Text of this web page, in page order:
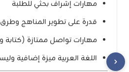
مهارات إشراف بحثي للطلبة
قدرة على تطوير المناهج
مهارات تواصل ممتازة (كتابة
اللغة العربية ميزة إضافية